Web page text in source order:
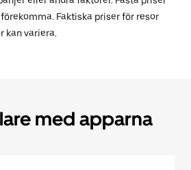
Faktiska priser för resor
kan variera.
med apparna